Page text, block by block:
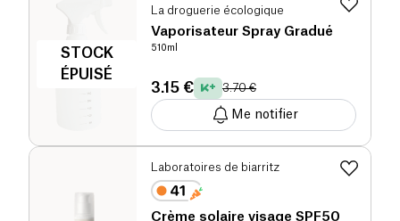
STOCK
ÉPUISÉ
La droguerie écologique
Vaporisateur Spray Gradué
510ml
3.15 € 3.70 €
Me notifier
Laboratoires de biarritz
Crème solaire visage SPF50